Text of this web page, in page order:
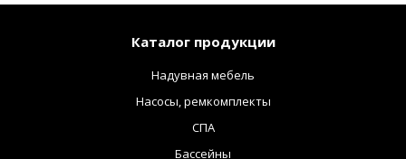
Каталог продукции
Надувная мебель
Насосы, ремкомплекты
СПА
Бассейны